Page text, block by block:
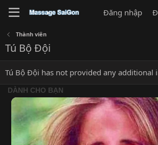
Đăng nhập
Thành viên
Tú Bộ Đội
Tú Bộ Đội has not provided any additional